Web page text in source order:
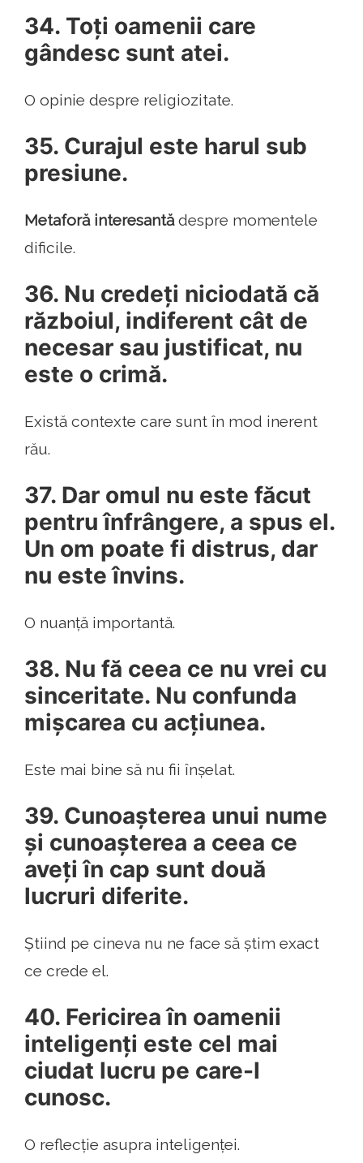
34. Toți oamenii care
gândesc sunt atei.
O opinie despre religiozitate.
35. Curajul este harul sub
presiune.
Metaforă interesantădespre momentele
dificile.
36. Nu credeți niciodată că
războiul, indiferent cât de
necesar sau justificat, nu
este o crimă.
Există contexte care sunt în mod inerent
rău.
37. Dar omul nu este făcut
pentru înfrângere, a spus el.
Un om poate fi distrus, dar
nu este învins.
O nuanță importantă.
38. Nu fă ceea ce nu vrei cu
sinceritate. Nu confunda
mișcarea cu acțiunea.
Este mai bine să nu fii înșelat.
39. Cunoașterea unui nume
și cunoașterea a ceea ce
aveți în cap sunt două
lucruri diferite.
Știind pe cineva nu ne face să știm exact
ce crede el.
40. Fericirea în oamenii
inteligenți este cel mai
ciudat lucru pe care-l
cunosc.
O reflecție asupra inteligenței.